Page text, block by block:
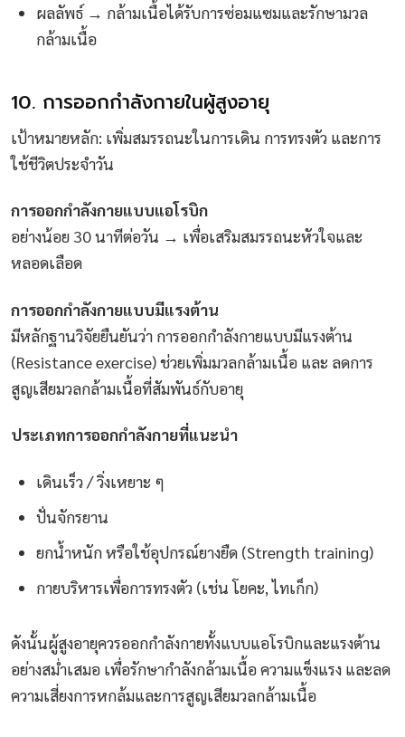
ผลลัพธ์ → กล้ามเนื้อได้รับการซ่อมแซมและรักษามวล
กล้ามเนื้อ
10. การออกกำลังกายในผู้สูงอายุ
เป้าหมายหลัก: เพิ่มสมรรถนะในการเดิน การทรงตัว และการ
ใช้ชีวิตประจำวัน
การออกกำลังกายแบบแอโรบิก
อย่างน้อย 30 นาทีต่อวัน → เพื่อเสริมสมรรถนะหัวใจและ
หลอดเลือด
การออกกำลังกายแบบมีแรงต้าน
มีหลักฐานวิจัยยืนยันว่า การออกกำลังกายแบบมีแรงต้าน
(Resistance exercise) ช่วยเพิ่มมวลกล้ามเนื้อ และ ลดการ
สูญเสียมวลกล้ามเนื้อที่สัมพันธ์กับอายุ
ประเภทการออกกำลังกายที่แนะนำ
เดินเร็ว / วิ่งเหยาะ ๆ
ปั่นจักรยาน
ยกน้ำหนัก หรือใช้อุปกรณ์ยางยืด (Strength training)
กายบริหารเพื่อการทรงตัว (เช่น โยคะ, ไทเก็ก)
ดังนั้นผู้สูงอายุควรออกกำลังกายทั้งแบบแอโรบิกและแรงต้าน
อย่างสม่ำเสมอ เพื่อรักษากำลังกล้ามเนื้อ ความแข็งแรง และลด
ความเสี่ยงการหกล้มและการสูญเสียมวลกล้ามเนื้อ